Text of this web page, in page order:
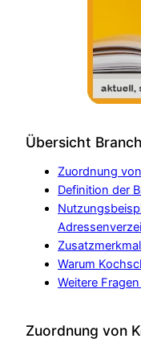
Übersicht
Zuordnung
Definition der
Warum
Weitere
Zuordnung von